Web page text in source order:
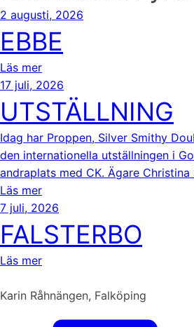
2 augusti, 2026
EBBE
Läs mer
17 juli, 2026
UTSTÄLLNING
Idag har Proppen, Silver Smithy
den internationella utställningen i
andraplats med CK. Ägare Christina
Läs mer
7 juli, 2026
FALSTERBO
Läs mer
Karin Råhnängen, Falköping